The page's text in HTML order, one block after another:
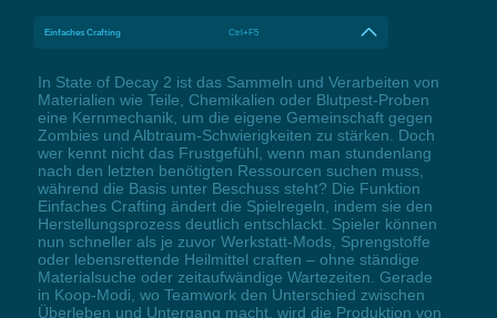
Einfaches Crafting Ctrl+F5
In State of Decay 2 ist das Sammeln und Verarbeiten von
Materialien wie Teile, Chemikalien oder Blutpest-Proben
eine Kernmechanik, um die eigene Gemeinschaft gegen
Zombies und Albtraum-Schwierigkeiten zu stärken. Doch
wer kennt nicht das Frustgefühl, wenn man stundenlang
nach den letzten benötigten Ressourcen suchen muss,
während die Basis unter Beschuss steht? Die Funktion
Einfaches Crafting ändert die Spielregeln, indem sie den
Herstellungsprozess deutlich entschlackt. Spieler können
nun schneller als je zuvor Werkstatt-Mods, Sprengstoffe
oder lebensrettende Heilmittel craften – ohne ständige
Materialsuche oder zeitaufwändige Wartezeiten. Gerade
in Koop-Modi, wo Teamwork den Unterschied zwischen
Überleben und Untergang macht, wird die Produktion von